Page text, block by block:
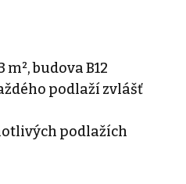
budova B12
podlaží zvlášť
podlažích